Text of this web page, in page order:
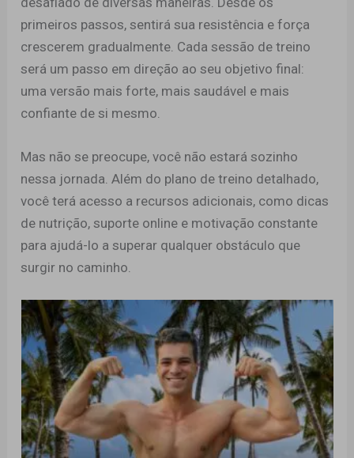
primeiros passos, sentirá sua resistência e força
crescerem gradualmente. Cada sessão de treino
será um passo em direção ao seu objetivo final:
uma versão mais forte, mais saudável e mais
confiante de si mesmo.
Mas não se preocupe, você não estará sozinho
nessa jornada. Além do plano de treino detalhado,
você terá acesso a recursos adicionais, como dicas
de nutrição, suporte online e motivação constante
para ajudá-lo a superar qualquer obstáculo que
surgir no caminho.